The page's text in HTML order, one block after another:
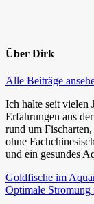
Über Dirk
Alle Beiträge
Ich halte seit vielen
Erfahrungen aus
rund um
ohne
und ein gesundes
Vorheriger
Beitrag:
Goldfische im
Nächster
Optimale Strömung